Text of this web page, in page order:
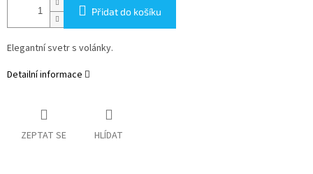
Přidat do košíku
Elegantní svetr s volánky.
Detailní informace
ZEPTAT SE HLÍDAT